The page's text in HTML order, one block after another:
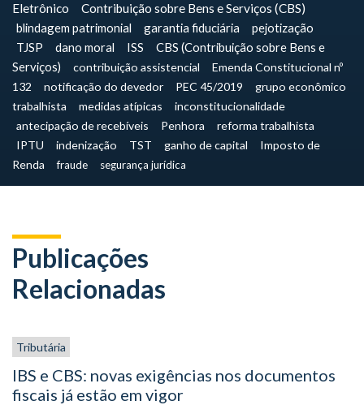
Eletrônico
Contribuição sobre Bens e Serviços (CBS)
blindagem patrimonial
garantia fiduciária
pejotização
TJSP
dano moral ISS
CBS (Contribuição sobre Bens e
Serviços)
contribuição assistencial
Emenda Constitucional nº
132
notificação do devedor PEC 45/2019
grupo econômico
trabalhista
medidas atípicas
inconstitucionalidade
antecipação de recebíveis
Penhora
reforma trabalhista
IPTU
indenização TST ganho de capital
Imposto de
Renda
fraude segurança jurídica
Publicações
Relacionadas
Tributária
IBS e CBS: novas exigências nos documentos
fiscais já estão em vigor